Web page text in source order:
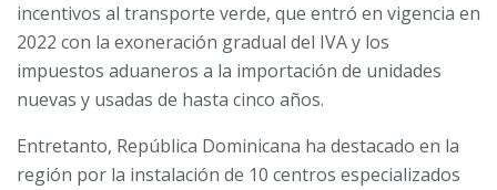
incentivos al transporte verde, que entró en vigencia en
2022 con la exoneración gradual del IVA y los
impuestos aduaneros a la importación de unidades
nuevas y usadas de hasta cinco años.
Entretanto, República Dominicana ha destacado en la
región por la instalación de 10 centros especializados